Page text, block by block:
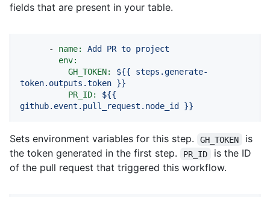
fields that are present in your table.
- name: Add PR to project
env:
GH_TOKEN:
${{
steps.generate-
token.outputs.token }}
PR_ID:
${{
github.event.pull_request.node_id
}}
Sets environment variables for this step. GH_TOKEN
is
the token generated in the first step.
PR_ID
is the ID
of the pull request that triggered this workflow.